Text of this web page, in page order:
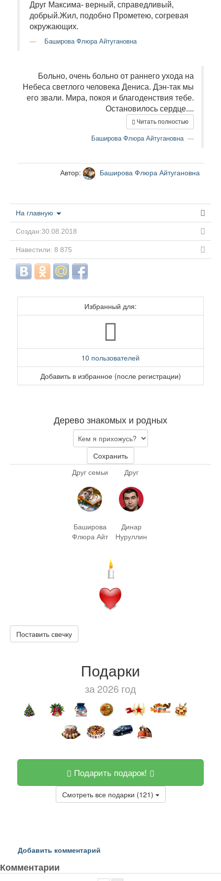
Друг Максима- верный, справедливый,
добрый.Жил, подобно Прометею, согревая
окружающих.
Баширова Флюра Айтугановна
Больно, очень больно от раннего ухода на
Небеса светлого человека Дениса. Дэн-так мы
его звали. Мира, покоя и благоденствия тебе.
Остановилось сердце....
Читать полностью
Баширова Флюра Айтугановна
Автор: Баширова Флюра Айтугановна
На главную
Создан:30.08.2018
Навестили: 8 875
Избранный для:
10 пользователей
Добавить в избранное (после регистрации)
Дерево знакомых и родных
Сохранить
Друг семьи
Баширова
Флюра Айт
Друг
Динар
Нуруллин
Поставить свечку
Подарки
за 2026 год
Подарить подарок!
Смотреть все подарки (121)
Добавить комментарий
Комментарии